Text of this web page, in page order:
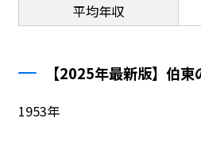
平均年収
【2025年最新版】伯
1953年